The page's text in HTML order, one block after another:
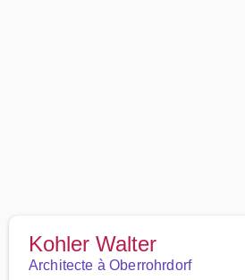
Kohler Walter
Architecte à Oberrohrdorf